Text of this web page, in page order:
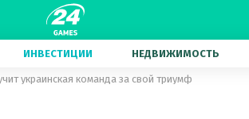
ИНВЕСТИЦИИ НЕДВИЖИМОСТЬ
украинская команда за свой триумф